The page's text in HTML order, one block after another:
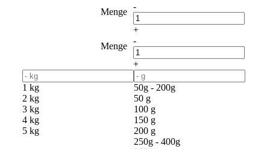
-
+
Menge
-
+
Menge
50g - 200g
50 g
100 g
150 g
200 g
250g - 400g
1 kg
2 kg
3 kg
4 kg
5 kg